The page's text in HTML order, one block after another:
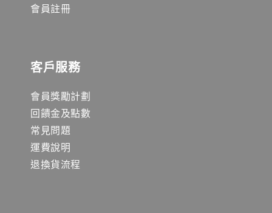
會員註冊
客戶服務
會員獎勵計劃
回饋金及點數
常見問題
運費說明
退換貨流程